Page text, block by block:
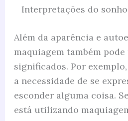
Interpretações do sonho
Além da aparência e
maquiagem também
significados. Por
a necessidade de se
esconder alguma coisa.
está utilizando